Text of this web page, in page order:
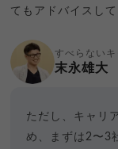
てもアドバイスして
すべらない
末永雄大
ただし、キャリ
め、まずは2〜3